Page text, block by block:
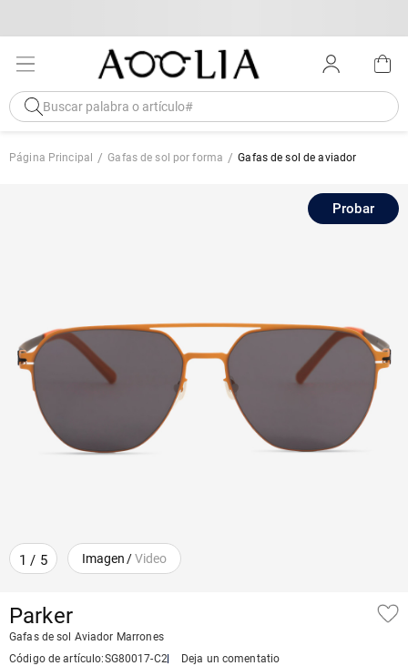
Página Principal Gafas de sol por forma Gafas de sol de aviador
1 / 5 Imagen /Video
Probar
Parker
Gafas de sol Aviador Marrones
Código de artículo:SG80017-C2 Deja un comentatio